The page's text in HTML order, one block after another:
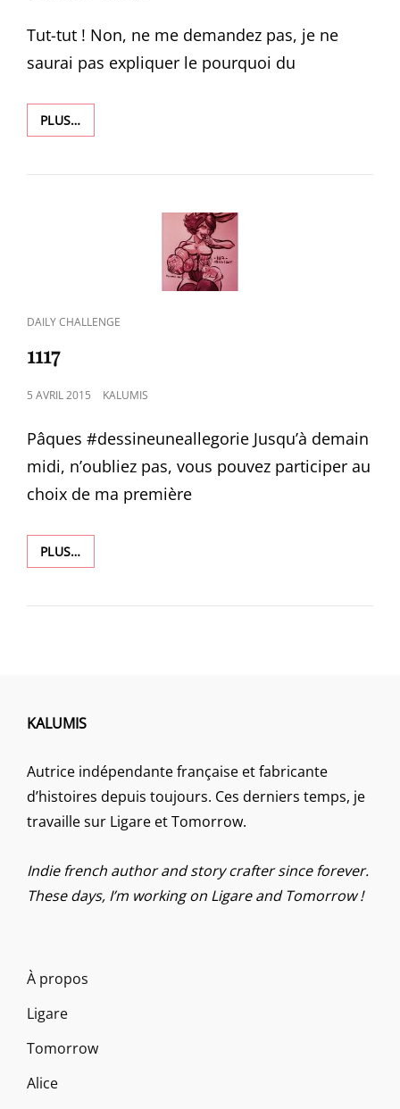
Tut-tut ! Non, ne me demandez pas, je ne
saurai pas expliquer le pourquoi du
PLUS…1155
CAT
DAILY CHALLENGE
1117
POSTED
5 AVRIL 2015 KALUMIS
Pâques #‎dessineuneallegorie‬ Jusqu’à demain
midi, n’oubliez pas, vous pouvez participer au
choix de ma première
PLUS…1117
KALUMIS
Autrice indépendante française et fabricante
d’histoires depuis toujours. Ces derniers temps, je
travaille sur Ligare et Tomorrow.
Indie french author and story crafter since forever.
These days, I’m working on Ligare and Tomorrow !
À propos
Ligare
Tomorrow
Alice